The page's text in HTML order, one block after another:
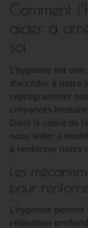
Comment
aider à
soi
L’hypnose est
d’accéder à notre
reprogrammer
croyances
Dans le cadre de
nous aider à
à renforcer notre
Les
pour
L’hypnose
relaxation